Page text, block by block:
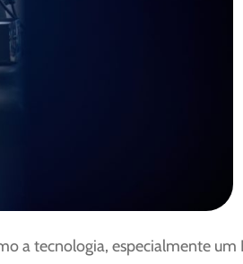
a tecnologia, especialmente